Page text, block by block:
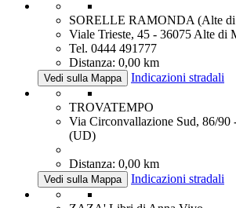
SORELLE RAMONDA (Alte
Viale Trieste, 45 - 36075 Alte di
Tel. 0444 491777
Distanza: 0,00 km
Vedi sulla Mappa Indicazioni stradali
TROVATEMPO
Via Circonvallazione Sud, 86/90
(UD)
Distanza: 0,00 km
Vedi sulla Mappa Indicazioni stradali